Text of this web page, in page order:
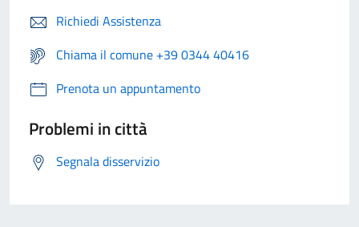
Richiedi Assistenza
Chiama il comune +39 0344 40416
Prenota un appuntamento
Problemi in città
Segnala disservizio